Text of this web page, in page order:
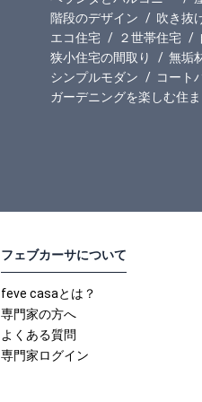
階段のデザイン
吹き抜
エコ住宅
２世帯住宅
狭小住宅の間取り
無垢
シンプルモダン
コート
ガーデニングを楽しむ住
フェブカーサについて
feve casaとは？
専門家の方へ
よくある質問
専門家ログイン